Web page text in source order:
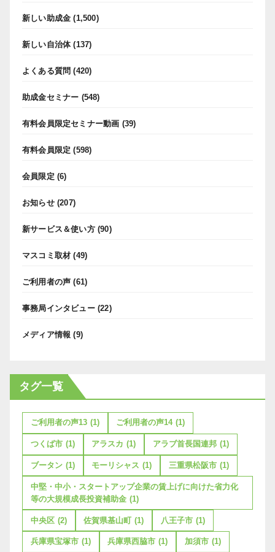
新しい助成金 (1,500)
新しい自治体(137)
よくある質問 (420)
助成金セミナー (548)
有料会員限定セミナー動画 (39)
有料会員限定 (598)
会員限定 (6)
お知らせ(207)
新サービス＆使い方(90)
マスコミ取材 (49)
ご利用者の声 (61)
事務局インタビュー(22)
メディア情報 (9)
タグ一覧
ご利用者の声13 (1) ご利用者の声14 (1)
つくば市 (1) アラスカ (1) アラブ首長国連邦 (1)
ブータン (1) モーリシャス (1) 三重県松阪市 (1)
中堅・中小・スタートアップ企業の賃上げに向けた省力化
等の大規模成長投資補助金 (1)
中央区 (2) 佐賀県基山町 (1) 八王子市 (1)
兵庫県宝塚市 (1) 兵庫県西脇市 (1) 加須市 (1)